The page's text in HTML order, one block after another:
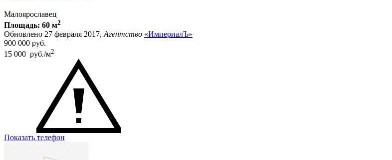
Малоярославец
Площадь: 60 м2
Обновлено 27 февраля 2017, Агентство «ИмпериалЪ»
900 000 руб.
15 000 руб./м2
Показать телефон